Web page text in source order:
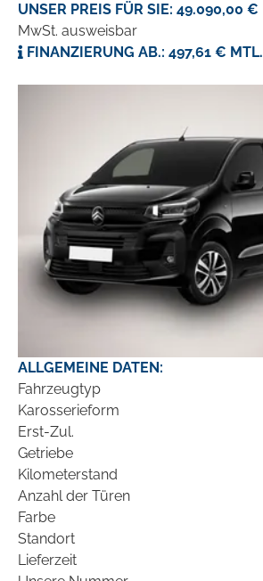
UNSER PREIS FÜR SIE: 49.090,00 €
MwSt. ausweisbar
FINANZIERUNG AB.: 497,61 € MTL.
ALLGEMEINE DATEN:
Fahrzeugtyp
Karosserieform
Erst-Zul.
Getriebe
Kilometerstand
Anzahl der Türen
Farbe
Standort
Lieferzeit